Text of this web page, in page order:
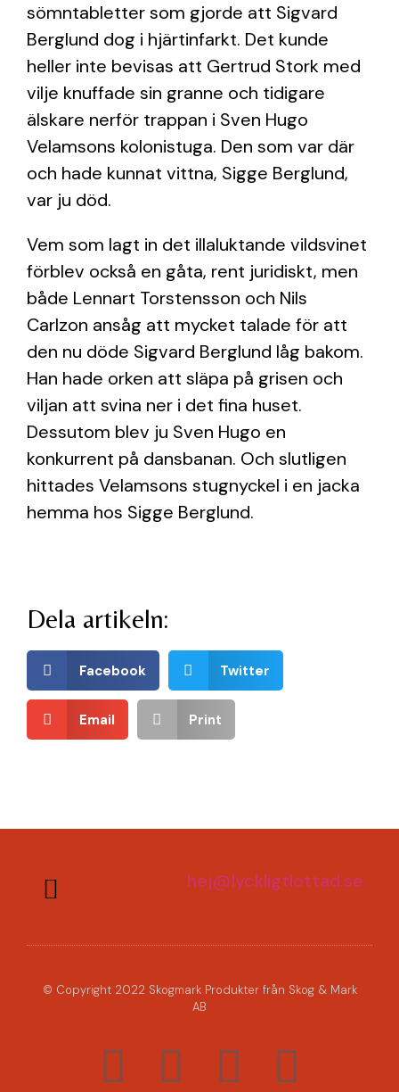
sömntabletter som gjorde att Sigvard
Berglund dog i hjärtinfarkt. Det kunde
heller inte bevisas att Gertrud Stork med
vilje knuffade sin granne och tidigare
älskare nerför trappan i Sven Hugo
Velamsons kolonistuga. Den som var där
och hade kunnat vittna, Sigge Berglund,
var ju död.
Vem som lagt in det illaluktande vildsvinet
förblev också en gåta, rent juridiskt, men
både Lennart Torstensson och Nils
Carlzon ansåg att mycket talade för att
den nu döde Sigvard Berglund låg bakom.
Han hade orken att släpa på grisen och
viljan att svina ner i det fina huset.
Dessutom blev ju Sven Hugo en
konkurrent på dansbanan. Och slutligen
hittades Velamsons stugnyckel i en jacka
hemma hos Sigge Berglund.
Dela artikeln:
Facebook Twitter
Email Print
hej@lyckligtlottad.se
© Copyright 2022 Skogmark Produkter från Skog & Mark
AB